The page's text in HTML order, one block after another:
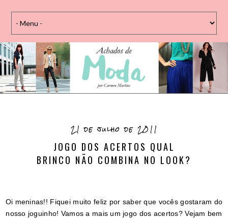
21 de julho de 2011
JOGO DOS ACERTOS QUAL
BRINCO NÃO COMBINA NO LOOK?
Oi meninas!! Fiquei muito feliz por saber que vocês gostaram do
nosso joguinho! Vamos a mais um jogo dos acertos? Vejam bem